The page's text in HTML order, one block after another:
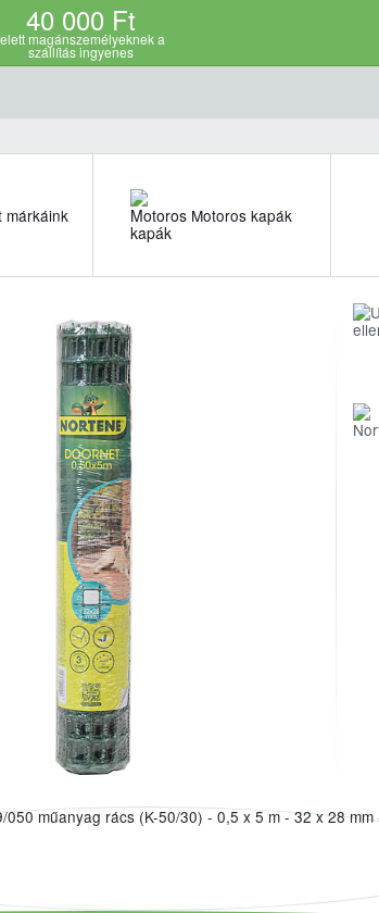
40 000 Ft
magánszemélyeknek a
szállítás ingyenes
márkáink Motoros kapák